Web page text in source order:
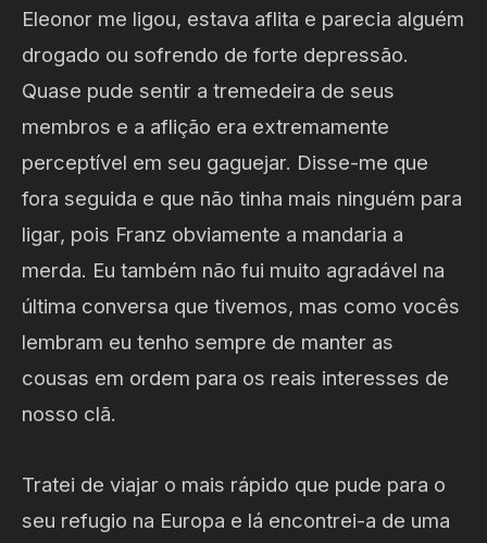
Eleonor me ligou, estava aflita e parecia alguém
drogado ou sofrendo de forte depressão.
Quase pude sentir a tremedeira de seus
membros e a aflição era extremamente
perceptível em seu gaguejar. Disse-me que
fora seguida e que não tinha mais ninguém para
ligar, pois Franz obviamente a mandaria a
merda. Eu também não fui muito agradável na
última conversa que tivemos, mas como vocês
lembram eu tenho sempre de manter as
cousas em ordem para os reais interesses de
nosso clã.
Tratei de viajar o mais rápido que pude para o
seu refugio na Europa e lá encontrei-a de uma